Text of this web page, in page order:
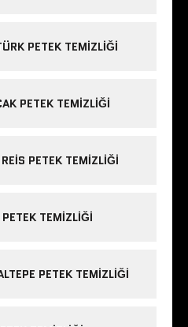
PETEK TEMIZLIĞI
PETEK TEMIZLIĞI
PETEK TEMIZLIĞI
TEMIZLIĞI
PETEK TEMIZLIĞI